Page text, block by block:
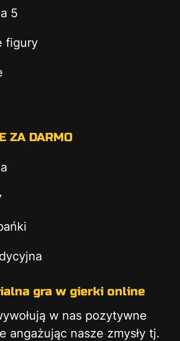
5
figury
ZA DARMO
gra w gierki online
w nas pozytywne
angażując nasze zmysły tj.